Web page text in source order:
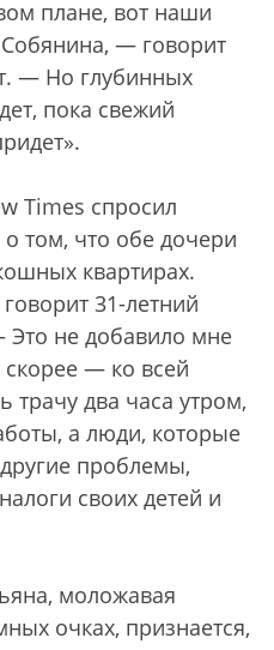
плане, вот наши
— говорит
— Но глубинных
пока свежий
Times спросил
том, что обе дочери
квартирах.
31-летний
не добавило мне
скорее — ко всей
трачу два часа утром,
а люди, которые
проблемы,
своих детей и
моложавая
очках, признается,